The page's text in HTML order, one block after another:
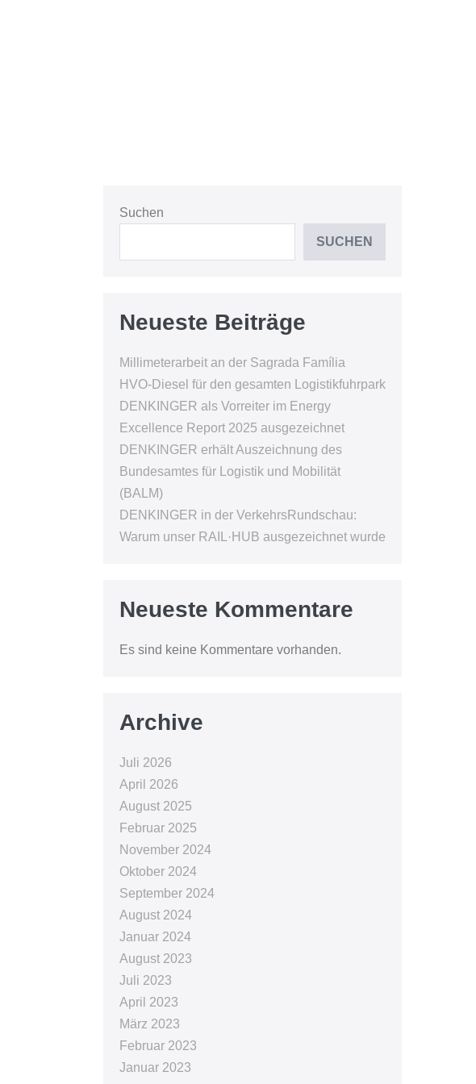
Suchen
SUCHEN
Neueste Beiträge
Millimeterarbeit an der Sagrada Família
HVO-Diesel für den gesamten Logistikfuhrpark
DENKINGER als Vorreiter im Energy
Excellence Report 2025 ausgezeichnet
DENKINGER erhält Auszeichnung des
Bundesamtes für Logistik und Mobilität
(BALM)
DENKINGER in der VerkehrsRundschau:
Warum unser RAIL·HUB ausgezeichnet wurde
Neueste Kommentare
Es sind keine Kommentare vorhanden.
Archive
Juli 2026
April 2026
August 2025
Februar 2025
November 2024
Oktober 2024
September 2024
August 2024
Januar 2024
August 2023
Juli 2023
April 2023
März 2023
Februar 2023
Januar 2023